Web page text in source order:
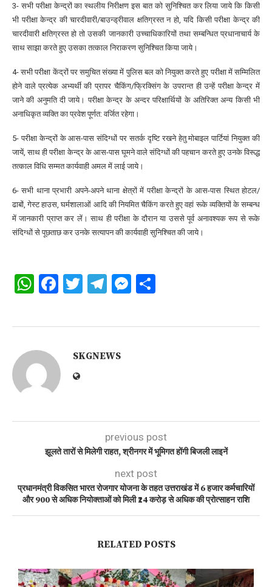
3- सभी परीक्षा केन्द्रों का स्थलीय निरीक्षण इस बात को सुनिश्चित कर लिया जाये कि किसी
भी परीक्षा केन्द्र की चारदीवारी/बाउन्ड्रीवाल क्षतिग्रस्त न हो, यदि किसी परीक्षा केन्द्र की
चारदीवारी क्षतिग्रस्त हो तो उसकी जानकारी उच्चाधिकारियों तथा सम्बन्धित प्रधानाचार्य के
साथ साझा करते हुए उसका तत्काल निराकरण सुनिश्चित किया जाये।
4- सभी परीक्षा केंद्रों पर समुचित संख्या में पुलिस बल को नियुक्त करते हुए परीक्षा में सम्मिलित
होने वाले प्रत्येक अभ्यर्थी की प्रापर चैकिंग/फ्रिक्सिंग के उपरान्त ही उन्हें परीक्षा केन्द्र में
जाने की अनुमति दी जाये। परीक्षा केन्द्र के अन्दर परिक्षार्थियों के अतिरिक्त अन्य किसी भी
अनाधिकृत व्यक्ति का प्रवेश पूर्णत: वर्जित रहेगा।
5- परीक्षा केन्द्रों के आस-पास संदिग्धों पर सतर्क दृष्टि रखने हेतु मोबाइल पार्टियां नियुक्त की
जायें, साथ ही परीक्षा केन्द्र के आस-पास घूमने वाले संदिग्धों की पहचान करते हुए उनके विरूद्ध
तत्काल विधि सम्मत कार्यवाही अमल में लाई जाये।
6- सभी थाना प्रभारी अपने-अपने थाना क्षेत्रों में परीक्षा केन्द्रों के आस-पास स्थित होटल/
ढाबों, गेस्ट हाउस, घर्मशालाओं आदि की नियमित चैकिंग करते हुए वहां रूके व्यक्तियों के सम्बन्ध
में जानकारी प्राप्त कर लें। साथ ही परीक्षा के दौरान या उससे पूर्व अनावश्यक रूप से रूके
संदिग्धों से पूछताछ कर उनके सत्यापन की कार्यवाही सुनिश्चित की जाये।
WhatsApp
Facebook
Twitter
Telegram
Messenger
SKGNEWS
previous post
झूलते तारों से मिलेगी राहत, श्रीनगर में भूमिगत होंगी बिजली लाइनें
next post
प्रधानमंत्री विकसित भारत रोजगार योजना के तहत उत्तराखंड में 6 हजार कर्मचारियों
और 900 से अधिक नियोक्ताओं को मिली ₹24 करोड़ से अधिक की प्रोत्साहन राशि
RELATED POSTS